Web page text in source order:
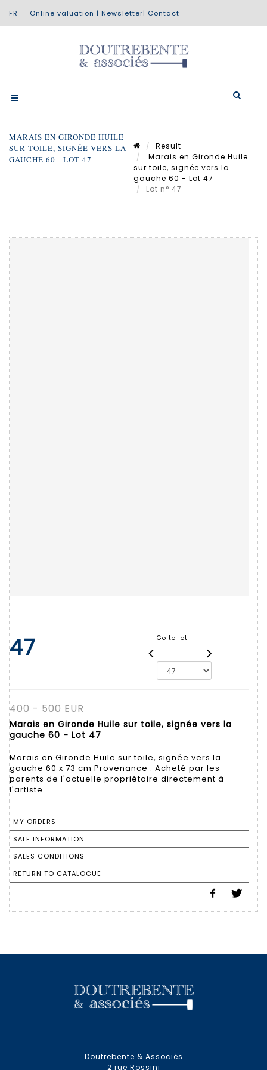
Online valuation | Newsletter| Contact
MARAIS EN GIRONDE HUILE
SUR TOILE, SIGNÉE VERS LA
GAUCHE 60 - LOT 47
Result
Marais en Gironde Huile
sur toile, signée vers la
gauche 60 - Lot 47
Lot n° 47
47 Go to lot
400 - 500 EUR
Marais en Gironde Huile sur toile, signée vers la
gauche 60 - Lot 47
Marais en Gironde Huile sur toile, signée vers la
gauche 60 x 73 cm Provenance : Acheté par les
parents de l'actuelle propriétaire directement à
l'artiste
MY ORDERS
SALE INFORMATION
SALES CONDITIONS
RETURN TO CATALOGUE
Doutrebente & Associés
2 rue Rossini